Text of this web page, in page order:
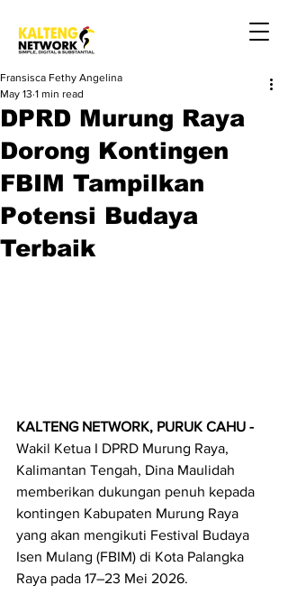
DPRD Murung Raya
Dorong Kontingen
FBIM Tampilkan
Potensi Budaya
Terbaik
Fransisca Fethy Angelina
May 13 1 min read
KALTENG NETWORK, PURUK CAHU -
Wakil Ketua I DPRD Murung Raya,
Kalimantan Tengah, Dina Maulidah
memberikan dukungan penuh kepada
kontingen Kabupaten Murung Raya
yang akan mengikuti Festival Budaya
Isen Mulang (FBIM) di Kota Palangka
Raya pada 17–23 Mei 2026.